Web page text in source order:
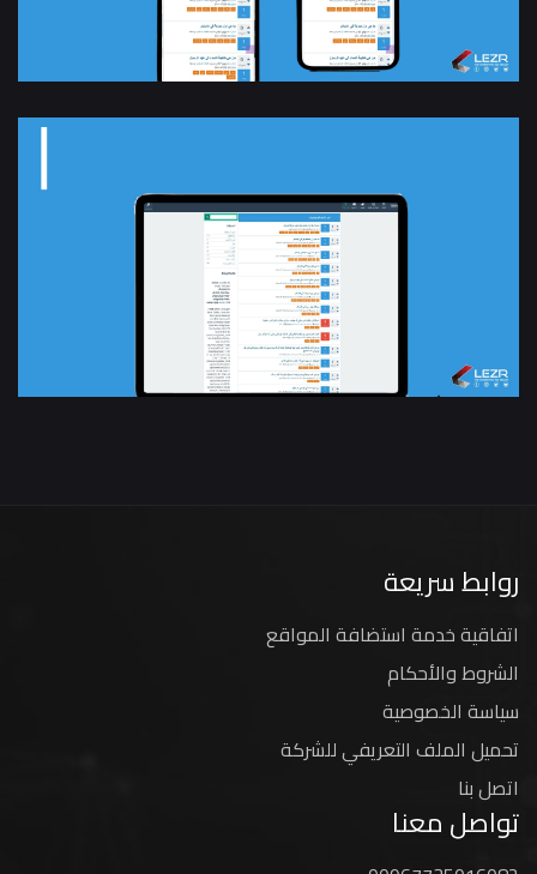
روابط سريعة
اتفاقية خدمة استضافة المواقع
الشروط والأحكام
سياسة الخصوصية
تحميل الملف التعريفي للشركة
اتصل بنا
تواصل معنا